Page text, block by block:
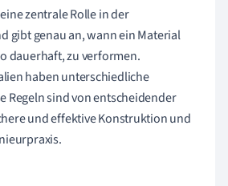
zentrale Rolle in der
gibt genau an, wann ein Material
dauerhaft, zu verformen.
haben unterschiedliche
Regeln sind von entscheidender
und effektive Konstruktion und